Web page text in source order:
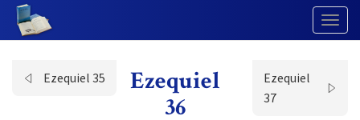
Ezequiel 35
Ezequiel
36
Ezequiel
37